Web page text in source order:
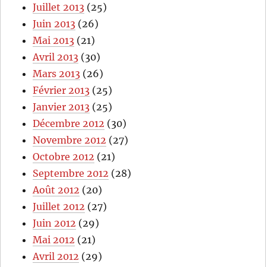
Juillet 2013 (25)
Juin 2013 (26)
Mai 2013 (21)
Avril 2013 (30)
Mars 2013 (26)
Février 2013 (25)
Janvier 2013 (25)
Décembre 2012 (30)
Novembre 2012 (27)
Octobre 2012 (21)
Septembre 2012 (28)
Août 2012 (20)
Juillet 2012 (27)
Juin 2012 (29)
Mai 2012 (21)
Avril 2012 (29)